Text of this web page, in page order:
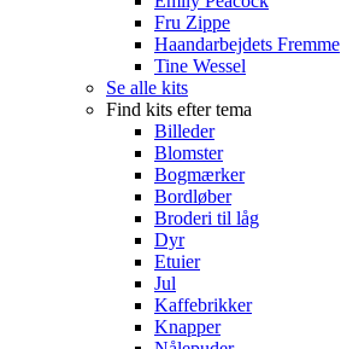
Fru Zippe
Haandarbejdets Fremme
Tine Wessel
Se alle kits
Find kits efter tema
Billeder
Blomster
Bogmærker
Bordløber
Broderi til låg
Dyr
Etuier
Jul
Kaffebrikker
Knapper